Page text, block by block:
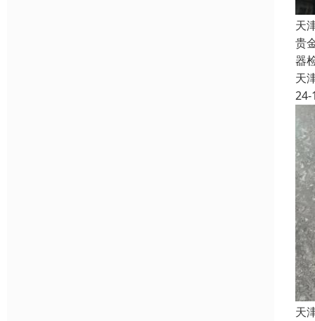
天
贵
器
天
24-
天